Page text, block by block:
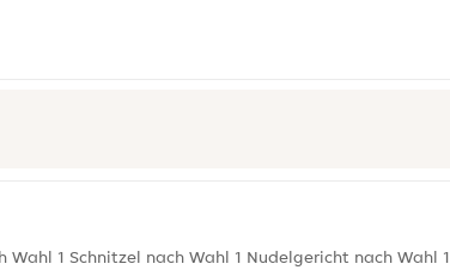
1 Schnitzel nach Wahl 1 Nudelgericht nach Wahl 1